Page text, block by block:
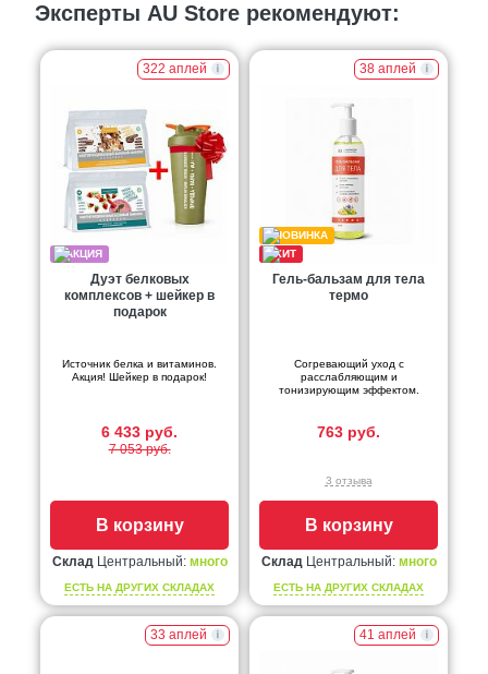
Эксперты AU Store рекомендуют:
322 аплей
Дуэт белковых
комплексов + шейкер в
подарок
Источник белка и витаминов.
Акция! Шейкер в подарок!
6 433 руб.
7 053 руб.
В корзину
Склад Центральный: много
ЕСТЬ НА ДРУГИХ СКЛАДАХ
38 аплей
Гель-бальзам для тела
термо
Согревающий уход с
расслабляющим и
тонизирующим эффектом.
763 руб.
3 отзыва
В корзину
Склад Центральный: много
ЕСТЬ НА ДРУГИХ СКЛАДАХ
33 аплей 41 аплей